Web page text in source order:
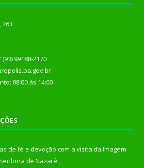
263
99188-2170
08:00 às 14:00
de fé e devoção com a visita da Imagem
de Nazaré